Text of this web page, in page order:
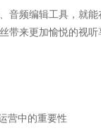
音频编辑工具，就
带来更加愉悦的视听
营中的重要性